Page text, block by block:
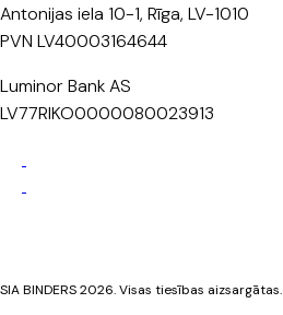
Antonijas iela 10-1, Rīga, LV-1010
PVN LV40003164644
Luminor Bank AS
LV77RIKO0000080023913
SIA BINDERS 2026. Visas tiesības aizsargātas.